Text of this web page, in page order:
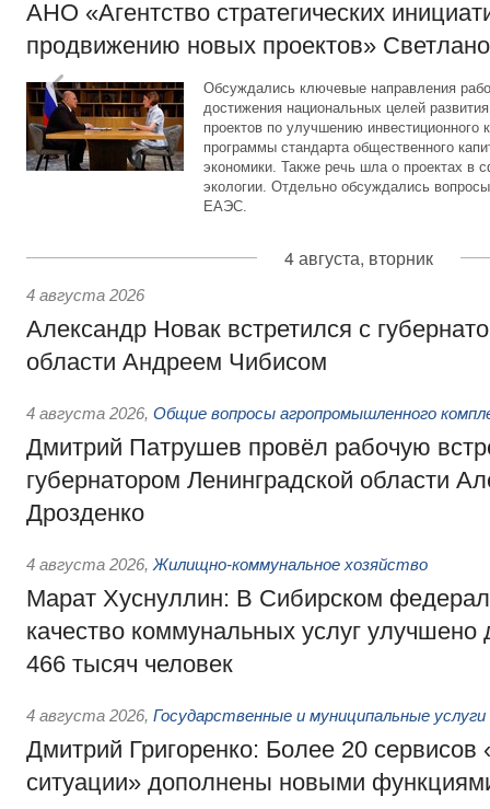
АНО «Агентство стратегических
продвижению новых проектов»
Обсуждались ключевые направления
достижения национальных целей
проектов по улучшению инвестиционного
программы стандарта общественного
экономики. Также речь шла о проектах в
экологии. Отдельно обсуждались
ЕАЭС.
4 августа, вторник
4 августа 2026
Александр Новак встретился с
области Андреем Чибисом
4 августа 2026, Общие вопросы агропромышленного
Дмитрий Патрушев провёл рабочую
губернатором Ленинградской области
Дрозденко
4 августа 2026, Жилищно-коммунальное хозяйство
Марат Хуснуллин: В Сибирском
качество коммунальных услуг
466 тысяч человек
4 августа 2026, Государственные и муниципальные услуги
Дмитрий Григоренко: Более 20 сервисов
ситуации» дополнены новыми